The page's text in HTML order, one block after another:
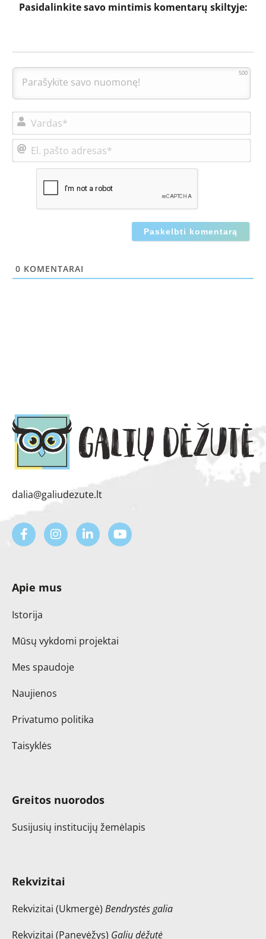
Pasidalinkite savo mintimis komentarų skiltyje:
500
0 KOMENTARAI
dalia@galiudezute.lt
Apie mus
Istorija
Mūsų vykdomi projektai
Mes spaudoje
Naujienos
Privatumo politika
Taisyklės
Greitos nuorodos
Susijusių institucijų žemėlapis
Rekvizitai
Rekvizitai (Ukmergė) Bendrystės galia
Rekvizitai (Panevėžys) Galių dėžutė